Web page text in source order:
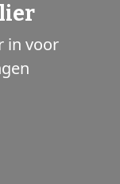
in voor